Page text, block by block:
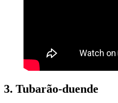
3. Tubarão-duende